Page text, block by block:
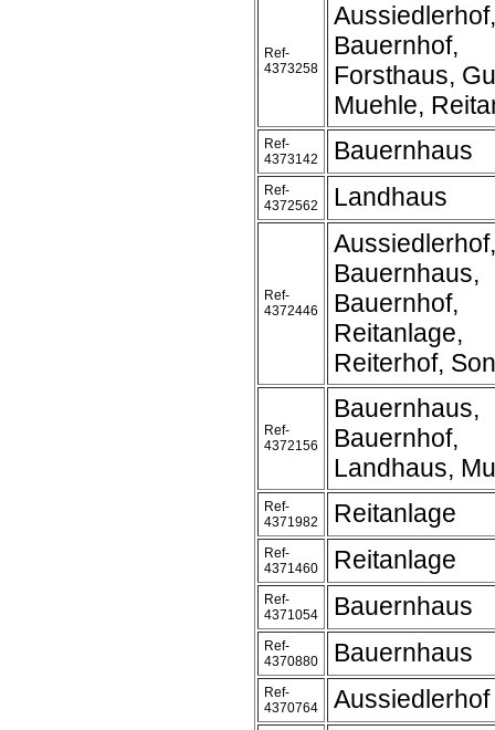
Ref-
4373258
Aussiedlerhof,
Bauernhof,
Forsthaus,
Muehle,
Ref-
4373142
Bauernhaus
Ref-
4372562
Landhaus
Ref-
4372446
Aussiedlerhof,
Bauernhaus,
Bauernhof,
Reitanlage,
Reiterhof,
Ref-
4372156
Bauernhaus,
Bauernhof,
Landhaus,
Ref-
4371982
Reitanlage
Ref-
4371460
Reitanlage
Ref-
4371054
Bauernhaus
Ref-
4370880
Bauernhaus
Ref-
4370764
Aussiedlerhof